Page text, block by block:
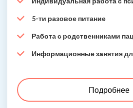
5-ти разовое питание
Работа с родственниками
Информационные занятия
Подробнее